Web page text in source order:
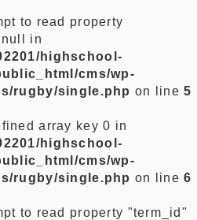
せ
to read property
in
highschool-
cms/wp-
rugby/single.php on line5
array key 0 in
highschool-
cms/wp-
rugby/single.php on line6
to read property "term_id"